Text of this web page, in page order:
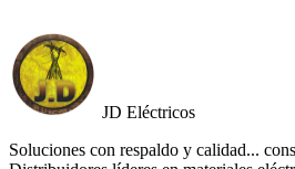
JD Eléctricos
Soluciones con respaldo y calidad...